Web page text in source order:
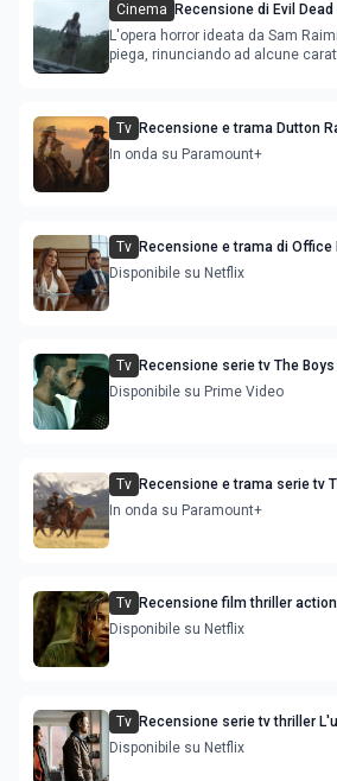
Cinema
Recensione di Evil
della saga gioca con il
L'opera horror ideata da Sam
piega, rinunciando ad alcune
Tv Recensione e trama Dutton
episodio in onda venerdì 3
In onda su Paramount+
Tv Recensione e trama di
Lopez
Disponibile su Netflix
Tv Recensione serie tv The
Video
Disponibile su Prime Video
Tv Recensione e trama serie tv
episodi dello spin-off di
In onda su Paramount+
Tv Recensione film thriller
Theron e Taron Egerton
Disponibile su Netflix
Tv Recensione serie tv thriller
Nascondino
Disponibile su Netflix